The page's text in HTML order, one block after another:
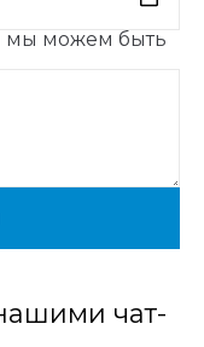
мы можем быть
чат-